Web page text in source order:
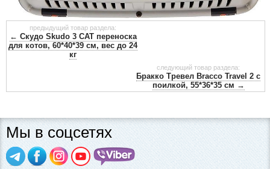
предыдущий товар раздела:
← Скудо Skudo 3 CAT переноска
для котов, 60*40*39 см, вес до 24
кг
следующий товар раздела:
Бракко Тревел Bracco Travel 2 с
поилкой, 55*36*35 см →
Мы в соцсетях